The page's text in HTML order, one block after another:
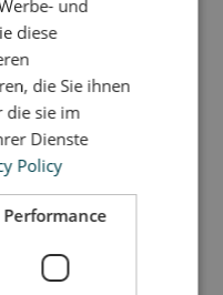
Möbelstück und
Rodeo-Tier oder
Balance-
setzt die
langen Tag auf dem
Leg sie
du aufräumst, und
deinen
und
diese
die Sie ihnen
die sie im
Dienste
Policy
Performance